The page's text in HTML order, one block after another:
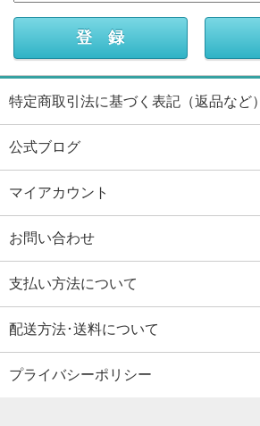
特定商取引法に基づく表記（返品など）
公式ブログ
マイアカウント
お問い合わせ
支払い方法について
配送方法･送料について
プライバシーポリシー